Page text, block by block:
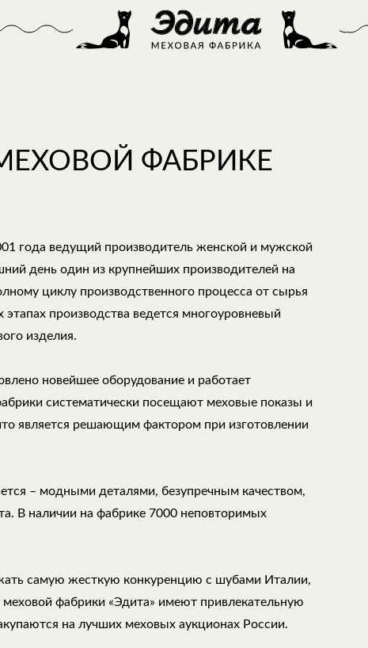
ФАБРИКЕ
года ведущий производитель женской и мужской
день один из крупнейших производителей на
циклу производственного процесса от сырья
производства ведется многоуровневый
изделия.
новейшее оборудование и работает
систематически посещают меховые показы и
является решающим фактором при изготовлении
– модными деталями, безупречным качеством,
В наличии на фабрике 7000 неповторимых
самую жесткую конкуренцию с шубами Италии,
фабрики «Эдита» имеют привлекательную
на лучших меховых аукционах России.